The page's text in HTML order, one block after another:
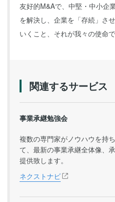
友好的M&Aで、中堅・中小企
を解決し、企業を「存続」さ
いくこと、それが我々の使命で
関連するサービス
事業承継勉強会
複数の専門家がノウハウを持
て、最新の事業承継全体像、
提供致します。
ネクストナビ